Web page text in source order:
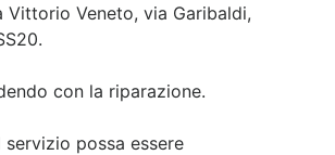
Vittorio Veneto, via Garibaldi,
con la riparazione.
possa essere